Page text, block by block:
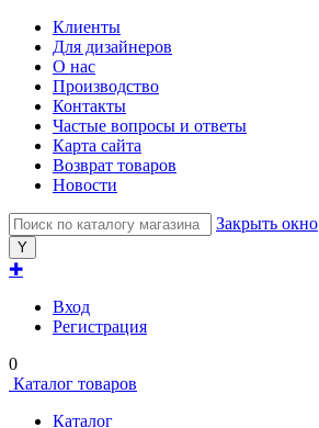
Клиенты
Для дизайнеров
О нас
Производство
Контакты
Частые вопросы и ответы
Карта сайта
Возврат товаров
Новости
Закрыть окно
✚
Вход
Регистрация
0
Каталог товаров
Каталог